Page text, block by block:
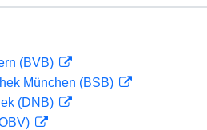
(BVB)
München (BSB)
(DNB)